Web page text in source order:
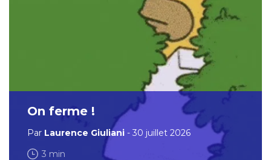
On ferme !
Par Laurence Giuliani - 30 juillet 2026
3 min